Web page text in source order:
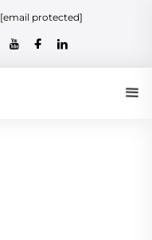
[email protected]